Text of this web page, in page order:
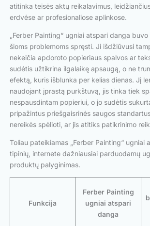
atitinka teisės aktų reikalavimus,
erdvėse ar profesionaliose aplinkose.
„Ferber Painting“ ugniai atspari danga
šioms problemoms spręsti. Ji išdžiūvusi
nekeičia apdoroto popieriaus spalvos ar
sudėtis užtikrina ilgalaikę apsaugą, o ne
efektą, kuris išblunka per kelias dienas. Jį
naudojant įprastą purkštuvą, jis tinka tiek
nespausdintam popieriui, o jo sudėtis
pripažintus priešgaisrinės saugos
nereikės spėlioti, ar jis atitiks patikrinimo
Toliau pateikiamas „Ferber Painting“ ugniai
tipinių, internete dažniausiai parduodamų
produktų palyginimas.
Funkcija
Ferber Painting
ugniai atspari
danga